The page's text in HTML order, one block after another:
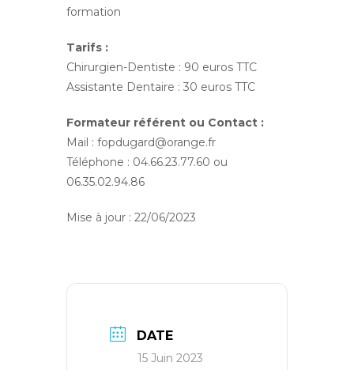
formation
Tarifs :
Chirurgien-Dentiste : 90 euros TTC
Assistante Dentaire : 30 euros TTC
Formateur référent ou Contact :
Mail : fopdugard@orange.fr
Téléphone : 04.66.23.77.60 ou
06.35.02.94.86
Mise à jour : 22/06/2023
DATE
15 Juin 2023